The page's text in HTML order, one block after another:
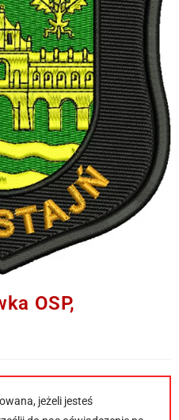
OSP,
jeżeli jesteś